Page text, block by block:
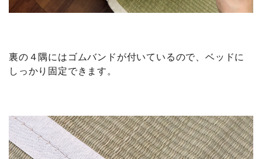
裏の４隅にはゴムバンドが付いているので、ベッドに
しっかり固定できます。